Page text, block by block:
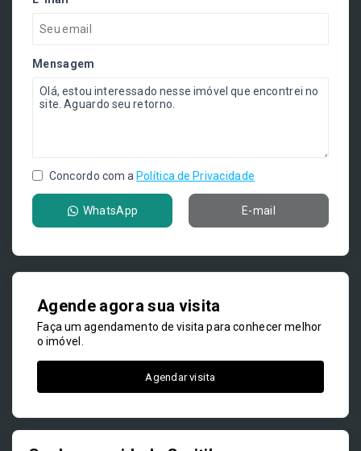
Mensagem
Concordo com a Política de Privacidade
WhatsApp E-mail
Agende agora sua visita
Faça um agendamento de visita para conhecer melhor
o imóvel.
Agendar visita